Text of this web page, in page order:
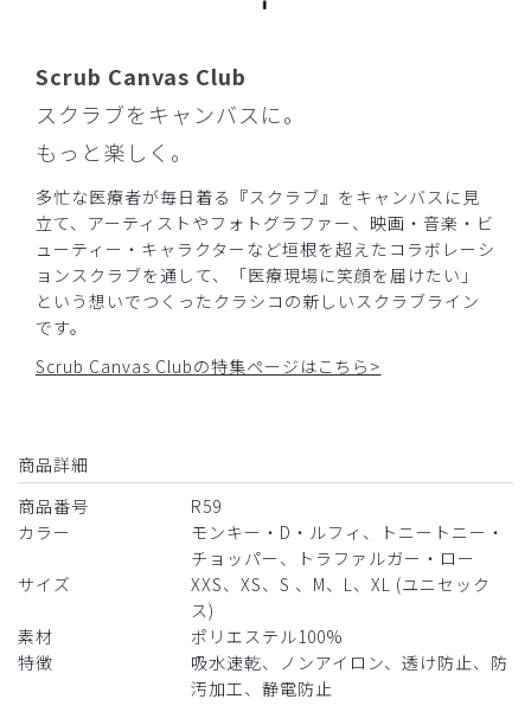
Scrub Canvas Club
スクラブをキャンバスに。
もっと楽しく。
多忙な医療者が毎日着る『スクラブ』をキャンバスに見
立て、アーティストやフォトグラファー、映画・音楽・ビ
ューティー・キャラクターなど垣根を超えたコラボレーシ
ョンスクラブを通して、「医療現場に笑顔を届けたい」
という想いでつくったクラシコの新しいスクラブライン
です。
Scrub Canvas Clubの特集ページはこちら>
商品詳細
商品番号
R59
カラー
モンキー・D・ルフィ、トニートニー・
チョッパー、トラファルガー・ロー
サイズ
XXS、XS、S 、M、L、XL (ユニセック
ス)
素材
ポリエステル100%
特徴
吸水速乾、ノンアイロン、透け防止、防
汚加工、静電防止